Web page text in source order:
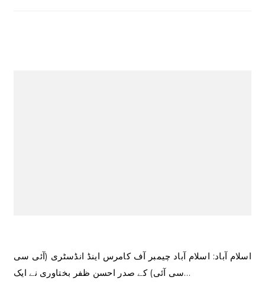
اسلام آباد: اسلام آباد چیمبر آف کامرس اینڈ انڈسٹری (آئی سی
سی آئی) کے صدر احسن ظفر بختاوری نے ایک…